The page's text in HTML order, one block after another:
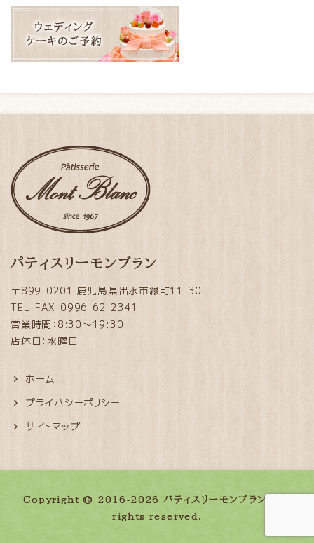
パティスリーモンブラン
〒899-0201 鹿児島県出水市緑町11-30
TEL・FAX：0996-62-2341
営業時間：8:30～19:30
店休日：水曜日
ホーム
プライバシーポリシー
サイトマップ
Copyright © 2016-2026 パティスリーモンブラン. All
rights reserved.